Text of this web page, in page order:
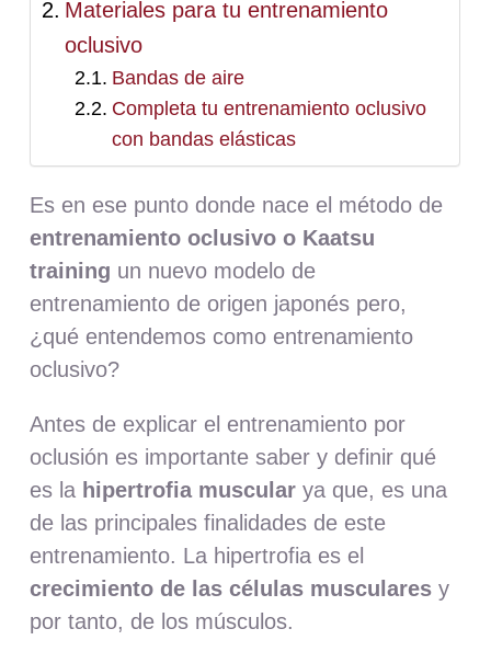
Materiales para tu entrenamiento
oclusivo
Bandas de aire
Completa tu entrenamiento oclusivo
con bandas elásticas
Es en ese punto donde nace el método de
entrenamiento oclusivo o Kaatsu
training un nuevo modelo de
entrenamiento de origen japonés pero,
¿qué entendemos como entrenamiento
oclusivo?
Antes de explicar el entrenamiento por
oclusión es importante saber y definir qué
es la hipertrofia muscular ya que, es una
de las principales finalidades de este
entrenamiento. La hipertrofia es el
crecimiento de las células musculares y
por tanto, de los músculos.